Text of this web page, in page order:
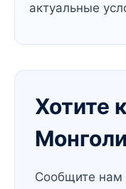
актуальные
Хотите
Сообщите нам